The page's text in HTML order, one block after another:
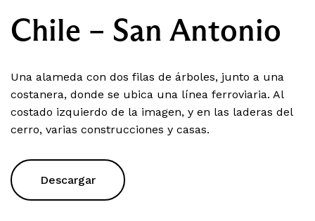
Chile – San Antonio
Una alameda con dos filas de árboles, junto a una
costanera, donde se ubica una línea ferroviaria. Al
costado izquierdo de la imagen, y en las laderas del
cerro, varias construcciones y casas.
Descargar